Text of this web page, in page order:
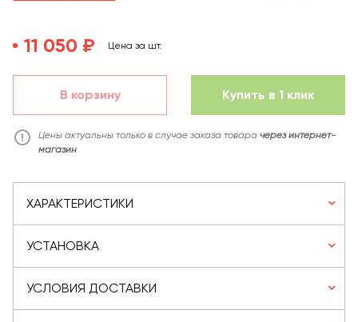
11 050 ₽ Цена за шт.
В корзину Купить в 1 клик
Цены актуальны только в случае заказа товара через интернет-
магазин
ХАРАКТЕРИСТИКИ
УСТАНОВКА
УСЛОВИЯ ДОСТАВКИ